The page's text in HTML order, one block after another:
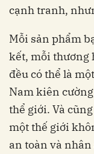
cạnh tranh,
Mỗi sản phẩm
kết, mỗi thương
đều có thể là
Nam kiên
thể giới. Và
một thế giới
an toàn và